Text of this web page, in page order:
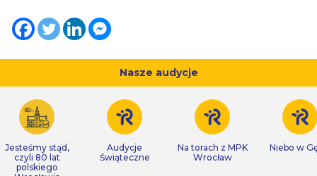
Nasze audycje
Jesteśmy stąd,
czyli 80 lat
polskiego
Audycje
Świąteczne
Na torach z MPK
Wrocław
Niebo w